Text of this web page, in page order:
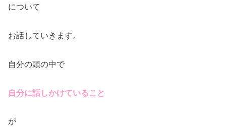
について
お話していきます。
自分の頭の中で
自分に話しかけていること
が